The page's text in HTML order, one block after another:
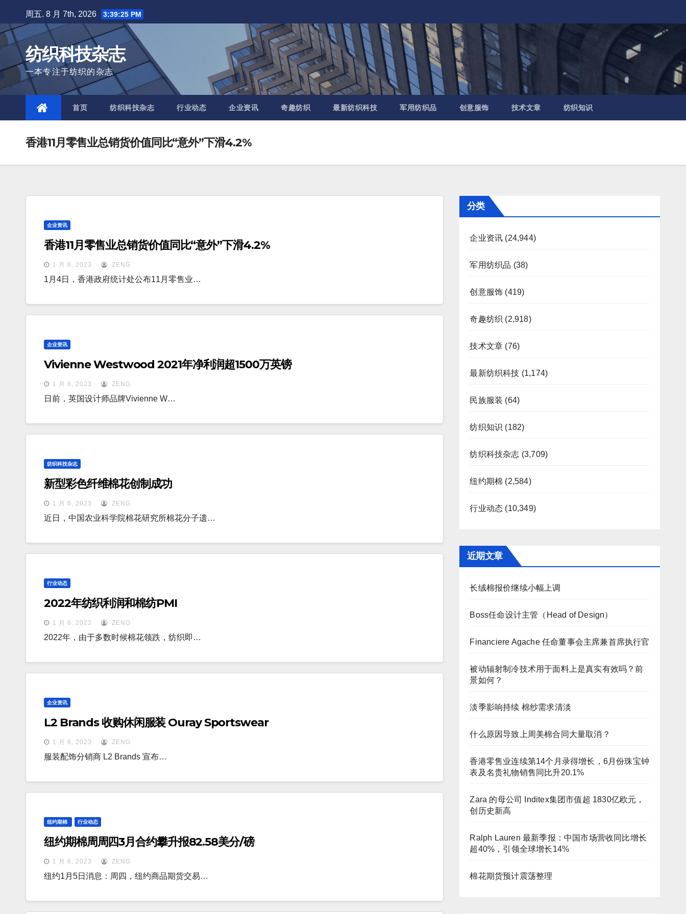
to
content
周五. 8 月 7th, 2026 3:39:25 PM
纺织科技杂志
一本专注于纺织的杂志
首页 纺织科技杂志 行业动态 企业资讯 奇趣纺织 最新纺织科技 军用纺织品 创意服饰 技术文章 纺织知识
香港11月零售业总销货价值同比“意外”下滑4.2%
企业资讯
香港11月零售业总销货价值同比“意外”下滑4.2%
1 月 6, 2023 ZENG
1月4日，香港政府统计处公布11月零售业…
企业资讯
Vivienne Westwood 2021年净利润超1500万英镑
1 月 6, 2023 ZENG
日前，英国设计师品牌Vivienne W…
纺织科技杂志
新型彩色纤维棉花创制成功
1 月 6, 2023 ZENG
近日，中国农业科学院棉花研究所棉花分子遗…
行业动态
2022年纺织利润和棉纺PMI
1 月 6, 2023 ZENG
2022年，由于多数时候棉花领跌，纺织即…
企业资讯
L2 Brands 收购休闲服装 Ouray Sportswear
1 月 6, 2023 ZENG
服装配饰分销商 L2 Brands 宣布…
纽约期棉 行业动态
纽约期棉周周四3月合约攀升报82.58美分/磅
1 月 6, 2023 ZENG
纽约1月5日消息：周四，纽约商品期货交易…
分类
企业资讯 (24,944)
军用纺织品 (38)
创意服饰 (419)
奇趣纺织 (2,918)
技术文章 (76)
最新纺织科技 (1,174)
民族服装 (64)
纺织知识 (182)
纺织科技杂志 (3,709)
纽约期棉 (2,584)
行业动态 (10,349)
近期文章
长绒棉报价继续小幅上调
Boss任命设计主管（Head of Design）
Financiere Agache 任命董事会主席兼首席执行官
被动辐射制冷技术用于面料上是真实有效吗？前
景如何？
淡季影响持续 棉纱需求清淡
什么原因导致上周美棉合同大量取消？
香港零售业连续第14个月录得增长，6月份珠宝钟
表及名贵礼物销售同比升20.1%
Zara 的母公司 Inditex集团市值超 1830亿欧元，
创历史新高
Ralph Lauren 最新季报：中国市场营收同比增长
超40%，引领全球增长14%
棉花期货预计震荡整理